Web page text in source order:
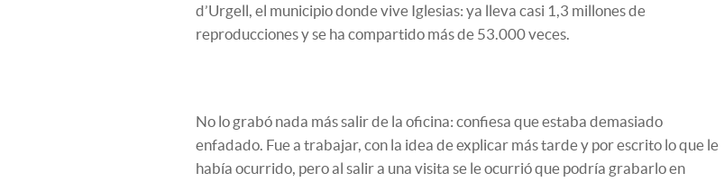
d’Urgell, el municipio donde vive Iglesias: ya lleva casi 1,3 millones de
reproducciones y se ha compartido más de 53.000 veces.
No lo grabó nada más salir de la oficina: confiesa que estaba demasiado
enfadado. Fue a trabajar, con la idea de explicar más tarde y por escrito lo que le
había ocurrido, pero al salir a una visita se le ocurrió que podría grabarlo en